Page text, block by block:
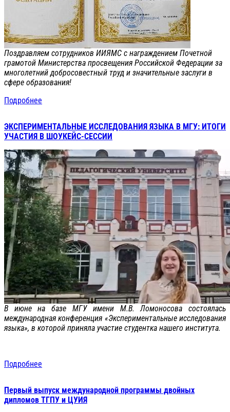
Поздравляем сотрудников ИИЯМС с награждением Почетной
грамотой Министерства просвещения Российской Федерации за
многолетний добросовестный труд и значительные заслуги в
сфере образования!
Подробнее
ЭКСПЕРИМЕНТАЛЬНЫЕ ИССЛЕДОВАНИЯ ЯЗЫКА В МГУ: ИТОГИ
УЧАСТИЯ В ШОУКЕЙС-СЕССИИ
В июне на базе МГУ имени М.В. Ломоносова состоялась
международная конференция «Экспериментальные исследования
языка», в которой приняла участие студентка нашего института.
Подробнее
Первый выпуск международной программы двойных
дипломов ТГПУ и ЦУИЯ